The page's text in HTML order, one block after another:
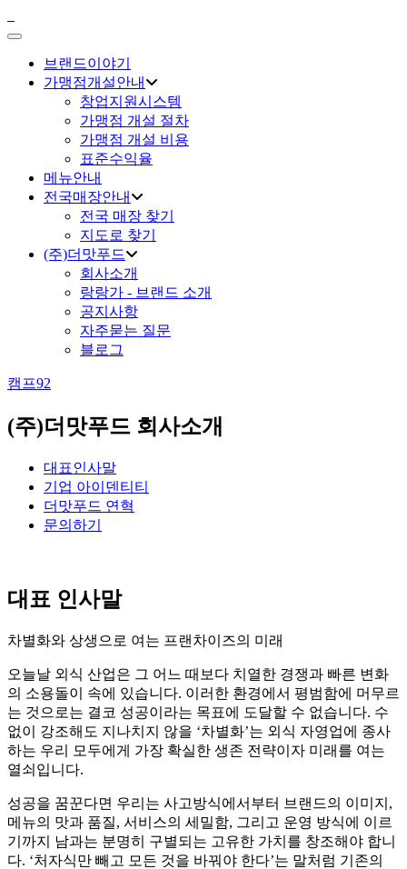
브랜드이야기
가맹점개설안내
창업지원시스템
가맹점 개설 절차
가맹점 개설 비용
표준수익율
메뉴안내
전국매장안내
전국 매장 찾기
지도로 찾기
(주)더맛푸드
회사소개
랑랑가 - 브랜드 소개
공지사항
자주묻는 질문
블로그
캠프92
(주)더맛푸드 회사소개
대표인사말
기업 아이덴티티
더맛푸드 연혁
문의하기
대표 인사말
차별화와 상생으로 여는 프랜차이즈의 미래
오늘날 외식 산업은 그 어느 때보다 치열한 경쟁과 빠른 변화
의 소용돌이 속에 있습니다. 이러한 환경에서 평범함에 머무르
는 것으로는 결코 성공이라는 목표에 도달할 수 없습니다. 수
없이 강조해도 지나치지 않을 ‘차별화’는 외식 자영업에 종사
하는 우리 모두에게 가장 확실한 생존 전략이자 미래를 여는
열쇠입니다.
성공을 꿈꾼다면 우리는 사고방식에서부터 브랜드의 이미지,
메뉴의 맛과 품질, 서비스의 세밀함, 그리고 운영 방식에 이르
기까지 남과는 분명히 구별되는 고유한 가치를 창조해야 합니
다. ‘처자식만 빼고 모든 것을 바꿔야 한다’는 말처럼 기존의